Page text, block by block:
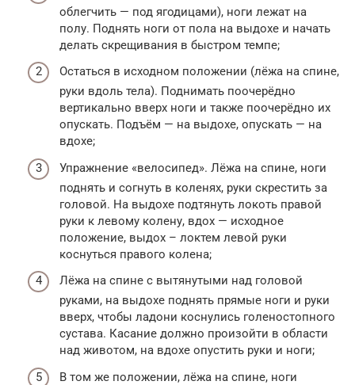
облегчить — под ягодицами), ноги лежат на
полу. Поднять ноги от пола на выдохе и начать
делать скрещивания в быстром темпе;
Остаться в исходном положении (лёжа на спине,
руки вдоль тела). Поднимать поочерёдно
вертикально вверх ноги и также поочерёдно их
опускать. Подъём — на выдохе, опускать — на
вдохе;
Упражнение «велосипед». Лёжа на спине, ноги
поднять и согнуть в коленях, руки скрестить за
головой. На выдохе подтянуть локоть правой
руки к левому колену, вдох — исходное
положение, выдох – локтем левой руки
коснуться правого колена;
Лёжа на спине с вытянутыми над головой
руками, на выдохе поднять прямые ноги и руки
вверх, чтобы ладони коснулись голеностопного
сустава. Касание должно произойти в области
над животом, на вдохе опустить руки и ноги;
В том же положении, лёжа на спине, ноги